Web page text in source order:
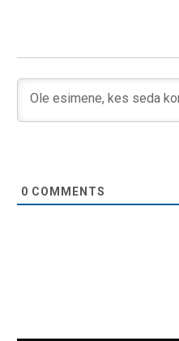
0 COMMENTS